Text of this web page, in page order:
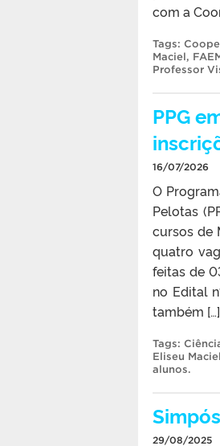
com a
Tags:
Maciel,
Professor
PPG
16/07/2026
O
Pelotas
cursos de
quatro
feitas de
no Edital
também […]
Tags:
Eliseu Maciel
alunos.
29/08/2025